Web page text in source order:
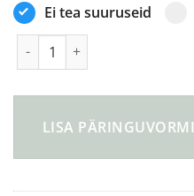
Ei tea suuruseid
LISA PÄRINGUVORMI